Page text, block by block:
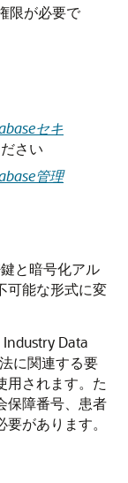
限が必要で
セキ
さい
管理
と暗号化アル
可能な形式に変
Data
に関連する要
用されます。た
保障番号、患者
があります。